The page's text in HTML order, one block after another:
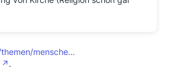
mensche…
.